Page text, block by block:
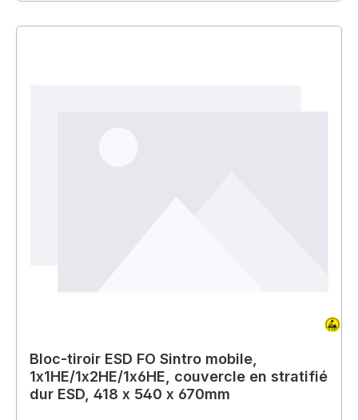
Bloc-tiroir ESD FO Sintro mobile,
1x1HE/1x2HE/1x6HE, couvercle en stratifié
dur ESD, 418 x 540 x 670mm